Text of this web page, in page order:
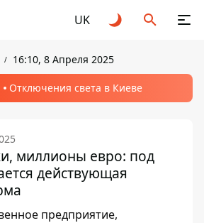
UK
16:10, 8 Апреля 2025
Отключения света в Киеве
миллионы евро: под
действующая
предприятие,